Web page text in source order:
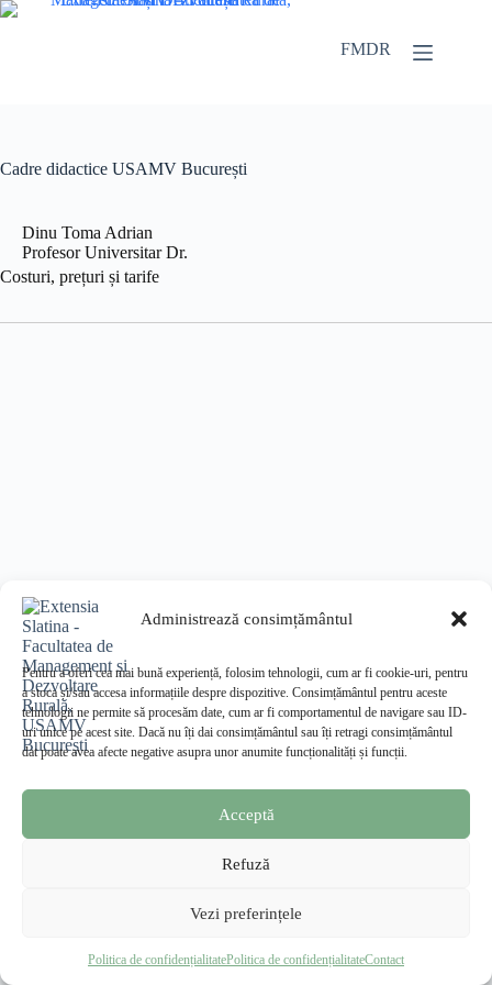
Administrează consimțământul
Pentru a oferi cea mai bună experiență, folosim tehnologii, cum ar fi cookie-uri, pentru
a stoca și/sau accesa informațiile despre dispozitive. Consimțământul pentru aceste
tehnologii ne permite să procesăm date, cum ar fi comportamentul de navigare sau ID-
uri unice pe acest site. Dacă nu îți dai consimțământul sau îți retragi consimțământul
dat poate avea afecte negative asupra unor anumite funcționalități și funcții.
Acceptă
Refuză
Vezi preferințele
Politica de confidențialitatePolitica de confidențialitateContact
FMDR
Cadre didactice USAMV București
Dinu Toma Adrian
Profesor Universitar Dr.
Costuri, prețuri și tarife
Extensia Slatina, USAMV București